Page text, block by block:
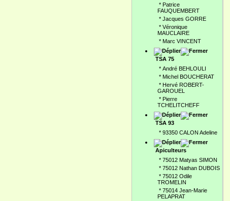
* Patrice
FAUQUEMBERT
* Jacques GORRE
* Véronique
MAUCLAIRE
* Marc VINCENT
TSA 75
* André BEHLOULI
* Michel BOUCHERAT
* Hervé ROBERT-
GAROUEL
* Pierre
TCHELITCHEFF
TSA 93
* 93350 CALON Adeline
Apiculteurs
* 75012 Matyas SIMON
* 75012 Nathan DUBOIS
* 75012 Odile
TROMELIN
* 75014 Jean-Marie
PELAPRAT